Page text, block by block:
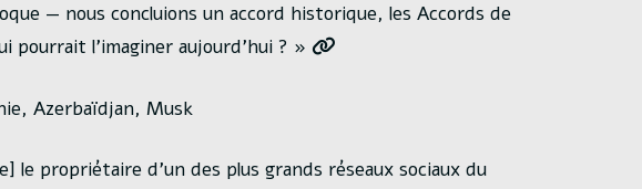
— nous concluions un accord historique, les Accords de
pourrait l’imaginer aujourd’hui ? »
Azerbaïdjan, Musk
le propriétaire d’un des plus grands réseaux sociaux du